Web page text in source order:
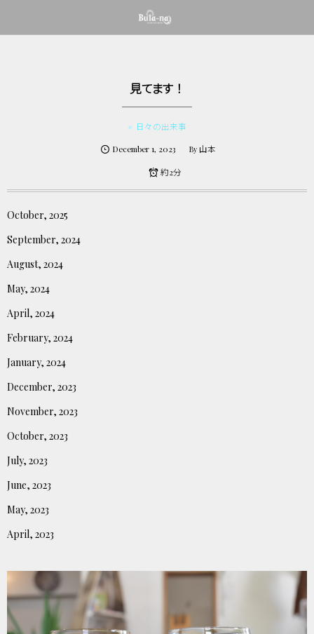
見てます！
日々の出来事
December 1, 2023 By 山本
約2分
October, 2025
September, 2024
August, 2024
May, 2024
April, 2024
February, 2024
January, 2024
December, 2023
November, 2023
October, 2023
July, 2023
June, 2023
May, 2023
April, 2023